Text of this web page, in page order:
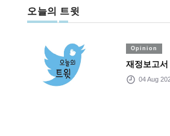
오늘의 트윗
Opinion
재정보고
04 Aug